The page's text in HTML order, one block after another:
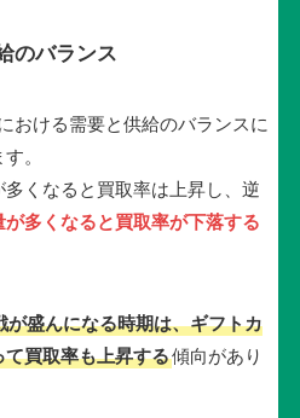
のバランス
おける需要と供給のバランスに
。
くなると買取率は上昇し、逆
多くなると買取率が下落する
が盛んになる時期は、ギフトカ
買取率も上昇する傾向があり